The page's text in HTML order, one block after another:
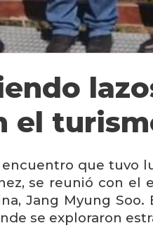
el
que tuvo
se reunió con el
Jang Myung
se exploraron